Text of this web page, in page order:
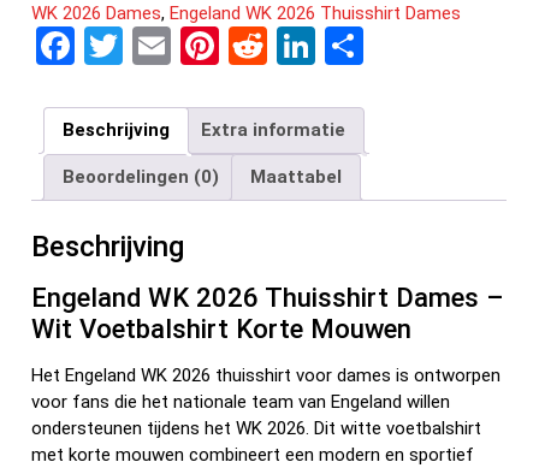
WK 2026 Dames,Engeland WK 2026 Thuisshirt Dames
F
ce
b
o
o
k
T
tt
er
E
ail
Pi
er
es
t
R
d
di
t
Li
ke
dI
n
e
n
Beschrijving Extra informatie
Beoordelingen (0) Maattabel
Beschrijving
Engeland WK 2026 Thuisshirt Dames –
Wit Voetbalshirt Korte Mouwen
Het Engeland WK 2026 thuisshirt voor dames is ontworpen
voor fans die het nationale team van Engeland willen
ondersteunen tijdens het WK 2026. Dit witte voetbalshirt
met korte mouwen combineert een modern en sportief